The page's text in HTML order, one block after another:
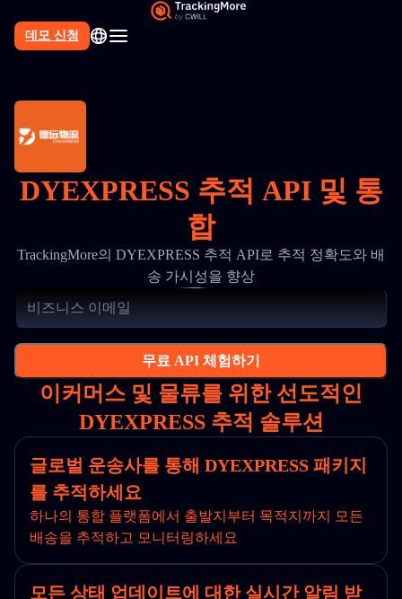
데모 신청
DYEXPRESS 추적 API 및 통
합
TrackingMore의 DYEXPRESS 추적 API로 추적 정확도와 배
송 가시성을 향상
무료 API 체험하기
이커머스 및 물류를 위한 선도적인
DYEXPRESS 추적 솔루션
글로벌 운송사를 통해 DYEXPRESS 패키지
를 추적하세요
하나의 통합 플랫폼에서 출발지부터 목적지까지 모든
배송을 추적하고 모니터링하세요
모든 상태 업데이트에 대한 실시간 알림 받